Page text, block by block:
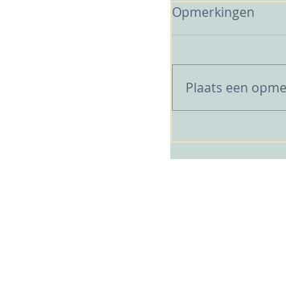
Opmerkingen
Plaats een